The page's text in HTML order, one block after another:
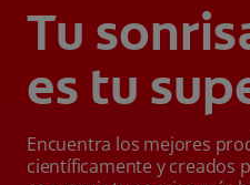
Tu
es tu
Encuentra los mejores
científicamente y creados